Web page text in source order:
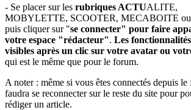
- Se placer sur les rubriques ACTUALITE,
MOBYLETTE, SCOOTER, MECABOITE
puis cliquer sur "se connecter" pour faire
votre espace "rédacteur". Les
visibles après un clic sur votre avatar ou
qui est le même que pour le forum.
A noter : même si vous êtes connectés depuis
faudra se reconnecter sur le reste du site pour
rédiger un article.